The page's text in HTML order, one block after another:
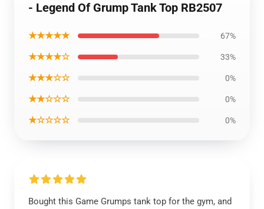
- Legend Of Grump Tank Top RB2507
★★★★★ 67%
★★★★☆ 33%
★★★☆☆ 0%
★★☆☆☆ 0%
★☆☆☆☆ 0%
Bought this Game Grumps tank top for the gym, and